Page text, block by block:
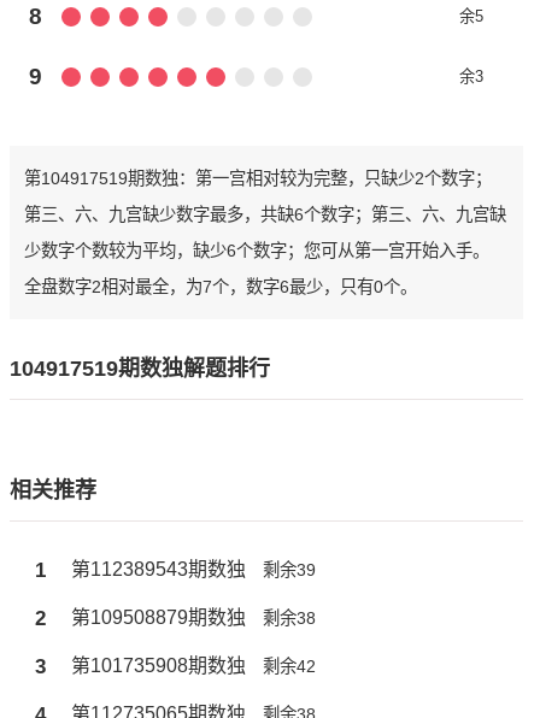
8 余5
9 余3
第104917519期数独：第一宫相对较为完整，只缺少2个数字；
第三、六、九宫缺少数字最多，共缺6个数字；第三、六、九宫缺
少数字个数较为平均，缺少6个数字；您可从第一宫开始入手。
全盘数字2相对最全，为7个，数字6最少，只有0个。
104917519期数独解题排行
相关推荐
1 第112389543期数独 剩余39
2 第109508879期数独 剩余38
3 第101735908期数独 剩余42
第112735065期数独